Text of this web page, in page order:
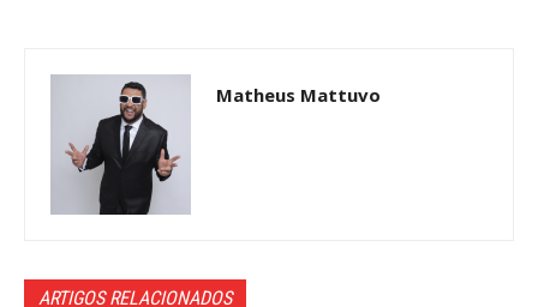
Matheus Mattuvo
ARTIGOS RELACIONADOS